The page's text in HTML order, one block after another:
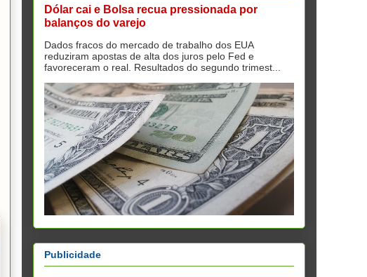
Dólar cai e Bolsa recua pressionada por
balanços do varejo
Dados fracos do mercado de trabalho dos EUA
reduziram apostas de alta dos juros pelo Fed e
favoreceram o real. Resultados do segundo trimest...
Publicidade